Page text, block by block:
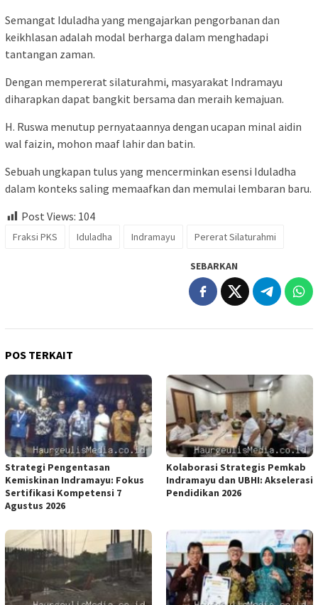
Semangat Iduladha yang mengajarkan pengorbanan dan
keikhlasan adalah modal berharga dalam menghadapi
tantangan zaman.
Dengan mempererat silaturahmi, masyarakat Indramayu
diharapkan dapat bangkit bersama dan meraih kemajuan.
H. Ruswa menutup pernyataannya dengan ucapan minal aidin
wal faizin, mohon maaf lahir dan batin.
Sebuah ungkapan tulus yang mencerminkan esensi Iduladha
dalam konteks saling memaafkan dan memulai lembaran baru.
Post Views: 104
Fraksi PKS Iduladha Indramayu Pererat Silaturahmi
SEBARKAN
POS TERKAIT
Strategi Pengentasan
Kemiskinan Indramayu: Fokus
Sertifikasi Kompetensi 7
Agustus 2026
Kolaborasi Strategis Pemkab
Indramayu dan UBHI: Akselerasi
Pendidikan 2026